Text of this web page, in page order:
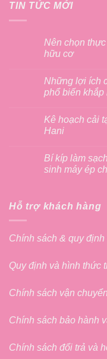
TIN TỨC MỚI
Nên chọn
hữu cơ
Những lợi ích
phổ biến khắp
Kê hoạch cải
Hani
Bí kíp làm
sinh máy ép
Hỗ trợ khách hàng
Chính sách & quy định
Quy định và hình thức
Chính sách vận
Chính sách bảo hành
Chính sách đổi trả và